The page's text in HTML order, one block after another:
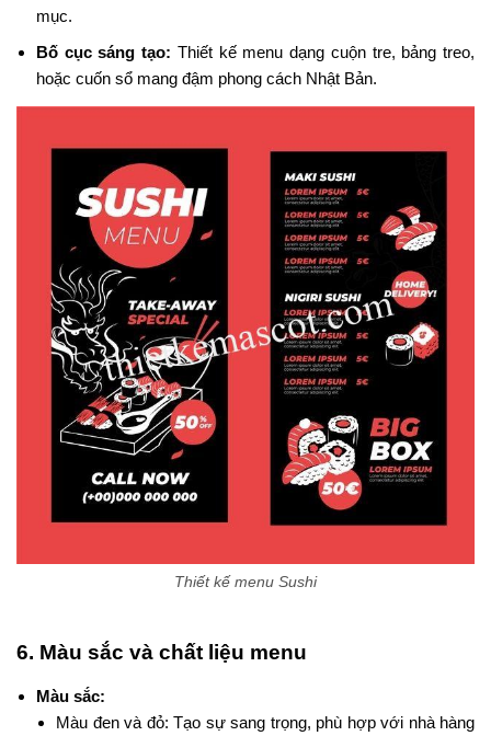
mục.
Bố cục sáng tạo: Thiết kế menu dạng cuộn tre, bảng treo,
hoặc cuốn sổ mang đậm phong cách Nhật Bản.
Thiết kế menu Sushi
6. Màu sắc và chất liệu menu
Màu sắc:
Màu đen và đỏ: Tạo sự sang trọng, phù hợp với nhà hàng